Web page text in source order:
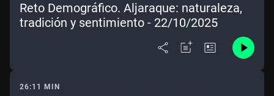
Reto Demográfico. Aljaraque: naturaleza,
tradición y sentimiento - 22/10/2025
26:11 MIN